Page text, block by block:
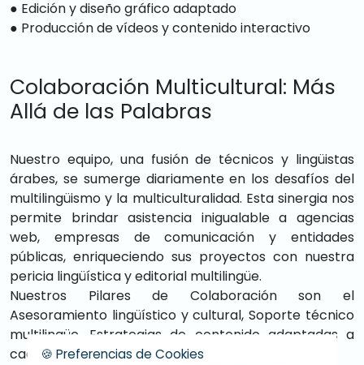
● Edición y diseño gráfico adaptado
● Producción de vídeos y contenido interactivo
Colaboración Multicultural: Más
Allá de las Palabras
Nuestro equipo, una fusión de técnicos y lingüistas
árabes, se sumerge diariamente en los desafíos del
multilingüismo y la multiculturalidad. Esta sinergia nos
permite brindar asistencia inigualable a agencias
web, empresas de comunicación y entidades
públicas, enriqueciendo sus proyectos con nuestra
pericia lingüística y editorial multilingüe.
Nuestros Pilares de Colaboración son el
Asesoramiento lingüístico y cultural, Soporte técnico
multilingüe, Estrategias de contenido adaptadas a
cada audiencia
🍪 Preferencias de Cookies